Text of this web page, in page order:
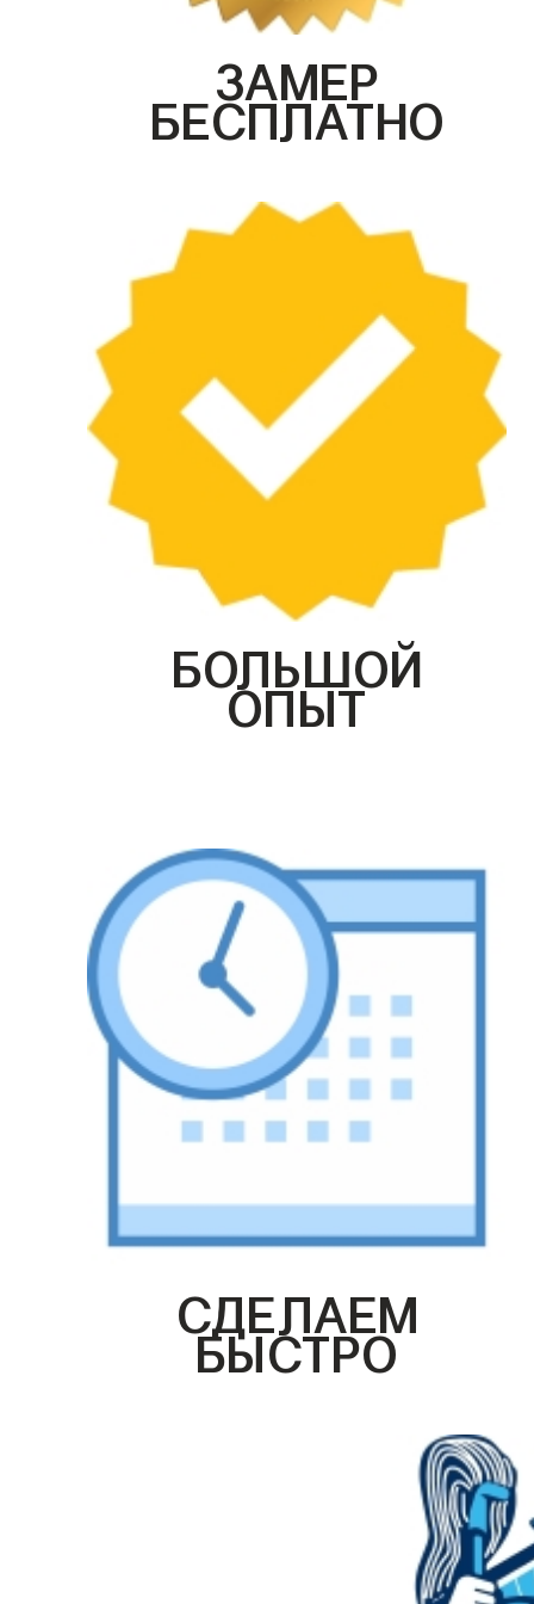
ЗАМЕР
БЕСПЛАТНО
БОЛЬШОЙ
ОПЫТ
СДЕЛАЕМ
БЫСТРО